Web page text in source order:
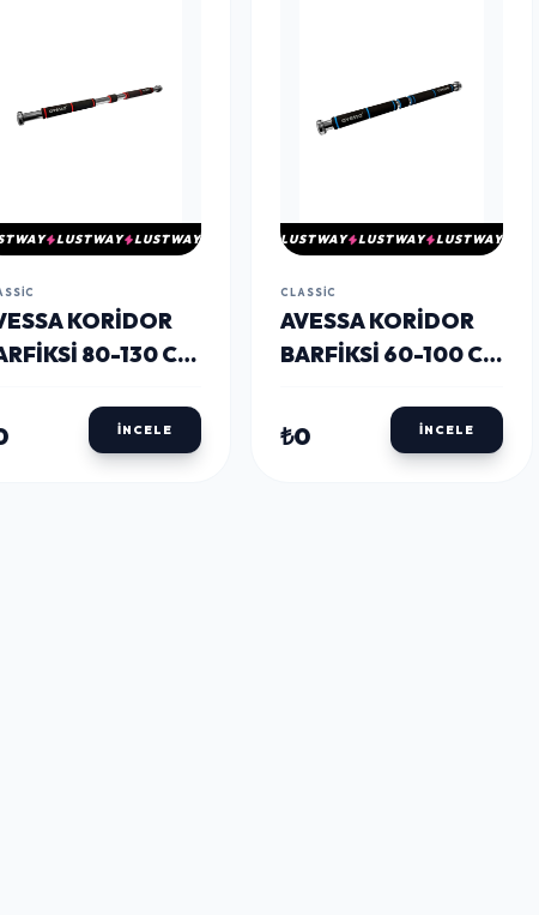
LUSTWAY LUSTWAY
KORIDOR
80-130 CM
İNCELE
LUSTWAY LUSTWAY LUSTWAY
CLASSIC
AVESSA KORIDOR
BARFIKSI 60-100 CM
MAVI
₺0 İNCELE